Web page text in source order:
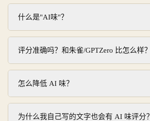
什么是"AI味"？
评分准确吗？和朱雀/GPTZero 比怎么样？
怎么降低 AI 味？
为什么我自己写的文字也会有 AI 味评分？